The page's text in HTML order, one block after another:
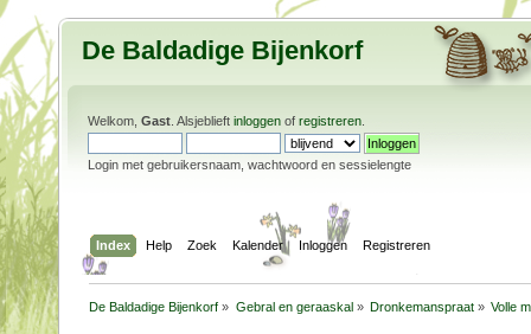
De Baldadige Bijenkorf
Welkom, Gast . Alsjeblieft inloggen of registreren
Login met gebruikersnaam, wachtwoord en sessielengte
Index Help Zoek Kalender Inloggen Registreren
De Baldadige Bijenkorf » Gebral en geraaskal» Dronkemanspraat» Volle